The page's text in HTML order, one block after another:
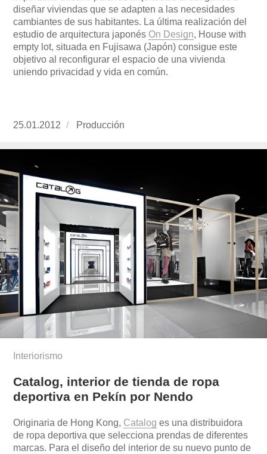
diseñar viviendas que se adapten a las necesidades
cambiantes de sus habitantes. La última realización del
estudio de arquitectura japonés On Design, House with
empty lot, situada en Fujisawa (Japón) consigue este
objetivo al reconfigurar el espacio de una vivienda
uniendo privacidad y vida en común.
Publicado
25.01.2012 https://www.experimenta.es/author/
Producción
Interiorismo
Catalog, interior de tienda de ropa
deportiva en Pekín por Nendo
Originaria de Hong Kong, Catalog es una distribuidora
de ropa deportiva que selecciona prendas de diferentes
marcas. Para el diseño del interior de su nuevo punto de